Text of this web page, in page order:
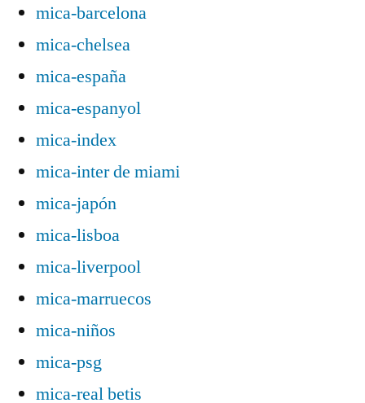
mica-barcelona
mica-chelsea
mica-españa
mica-espanyol
mica-index
mica-inter de miami
mica-japón
mica-lisboa
mica-liverpool
mica-marruecos
mica-niños
mica-psg
mica-real betis